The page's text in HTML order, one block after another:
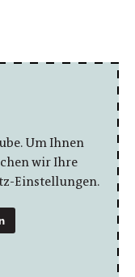
Um Ihnen
wir Ihre
Einstellungen.